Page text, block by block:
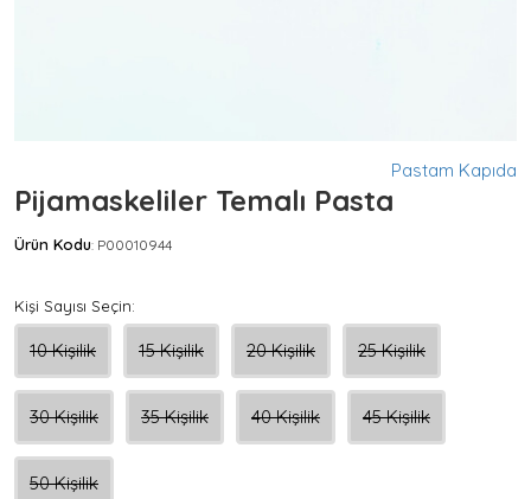
Pastam Kapıda
Pijamaskeliler Temalı Pasta
Ürün Kodu: P00010944
Kişi Sayısı Seçin:
10 Kişilik 15 Kişilik 20 Kişilik 25 Kişilik
30 Kişilik 35 Kişilik 40 Kişilik 45 Kişilik
50 Kişilik